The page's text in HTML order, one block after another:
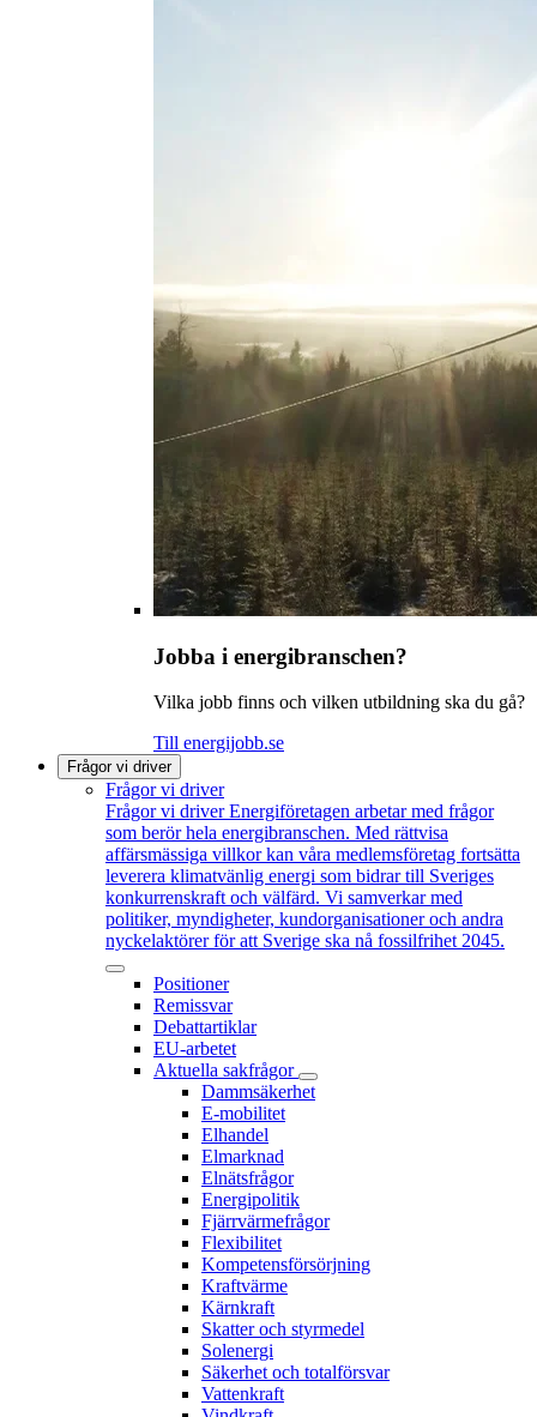
Jobba i energibranschen?
Vilka jobb finns och vilken utbildning ska du gå?
Till energijobb.se
Frågor vi driver
Frågor vi driver
Frågor vi driver Energiföretagen arbetar med frågor
som berör hela energibranschen. Med rättvisa
affärsmässiga villkor kan våra medlemsföretag fortsätta
leverera klimatvänlig energi som bidrar till Sveriges
konkurrenskraft och välfärd. Vi samverkar med
politiker, myndigheter, kundorganisationer och andra
nyckelaktörer för att Sverige ska nå fossilfrihet 2045.
Positioner
Remissvar
Debattartiklar
EU-arbetet
Aktuella sakfrågor
Dammsäkerhet
E-mobilitet
Elhandel
Elmarknad
Elnätsfrågor
Energipolitik
Fjärrvärmefrågor
Flexibilitet
Kompetensförsörjning
Kraftvärme
Kärnkraft
Skatter och styrmedel
Solenergi
Säkerhet och totalförsvar
Vattenkraft